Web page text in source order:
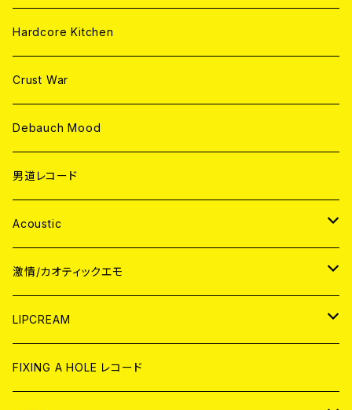
Hardcore Kitchen
Crust War
Debauch Mood
男道レコード
Acoustic
JAPAN
CD
ANALOG
WORLD
CD
激情/カオティックエモ
JAPAN
CD
WORLD
LIPCREAM
CD
FIXING A HOLE レコード